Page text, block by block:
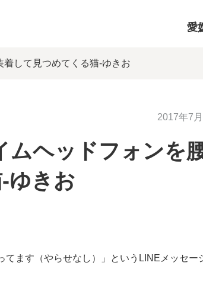
愛
して見つめてくる猫-ゆきお
2017年7
ムヘッドフォンを
ゆきお
ます（やらせなし）」というLINEメッセー